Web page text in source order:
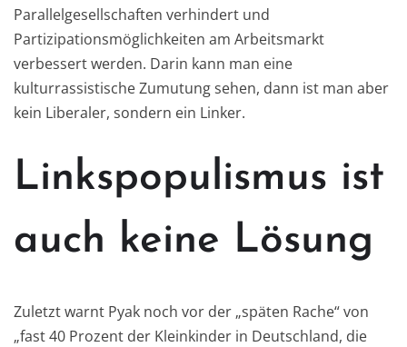
Parallelgesellschaften verhindert und
Partizipationsmöglichkeiten am Arbeitsmarkt
verbessert werden. Darin kann man eine
kulturrassistische Zumutung sehen, dann ist man aber
kein Liberaler, sondern ein Linker.
Linkspopulismus ist
auch keine Lösung
Zuletzt warnt Pyak noch vor der „späten Rache“ von
„fast 40 Prozent der Kleinkinder in Deutschland, die